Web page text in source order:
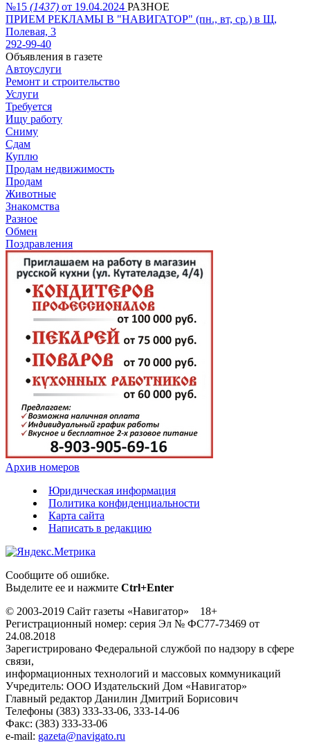
№15 (1437) от 19.04.2024 РАЗНОЕ
ПРИЕМ РЕКЛАМЫ В "НАВИГАТОР" (пн., вт, ср.) в Щ,
Полевая, 3
292-99-40
Объявления в газете
Автоуслуги
Ремонт и строительство
Услуги
Требуется
Ищу работу
Сниму
Сдам
Куплю
Продам недвижимость
Продам
Животные
Знакомства
Разное
Обмен
Поздравления
Архив номеров
Юридическая информация
Политика конфиденциальности
Карта сайта
Написать в редакцию
Сообщите об ошибке.
Выделите ее и нажмите Ctrl+Enter
© 2003-2019 Сайт газеты «Навигатор» 18+
Регистрационный номер: серия Эл № ФС77-73469 от
24.08.2018
Зарегистрировано Федеральной службой по надзору в сфере
связи,
информационных технологий и массовых коммуникаций
Учредитель: ООО Издательский Дом «Навигатор»
Главный редактор Данилин Дмитрий Борисович
Телефоны (383) 333-33-06, 333-14-06
Факс: (383) 333-33-06
e-mail: gazeta@navigato.ru